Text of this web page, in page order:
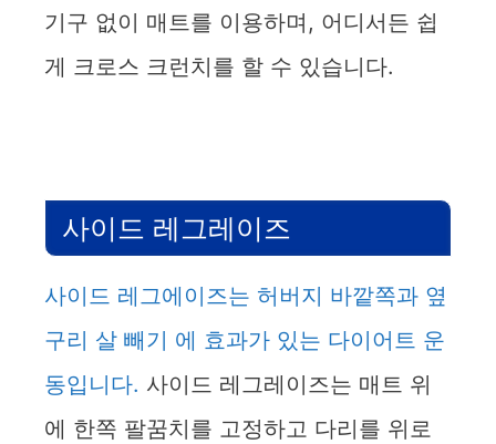
기구 없이 매트를 이용하며, 어디서든 쉽
게 크로스 크런치를 할 수 있습니다.
사이드 레그레이즈
사이드 레그에이즈는 허버지 바깥쪽과 옆
구리 살 빼기 에 효과가 있는 다이어트 운
동입니다. 사이드 레그레이즈는 매트 위
에 한쪽 팔꿈치를 고정하고 다리를 위로